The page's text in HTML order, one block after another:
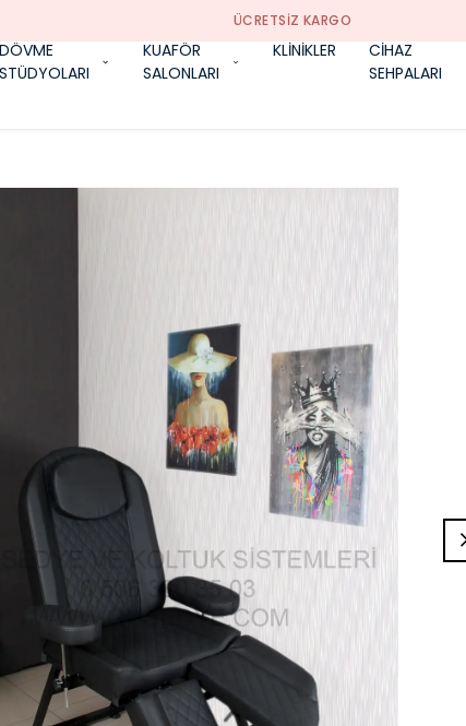
ÜCRETSIZ KARGO
DÖVME
STÜDYOLARI
KUAFÖR
SALONLARI
KLİNİKLER
CİHAZ
SEHPALARI